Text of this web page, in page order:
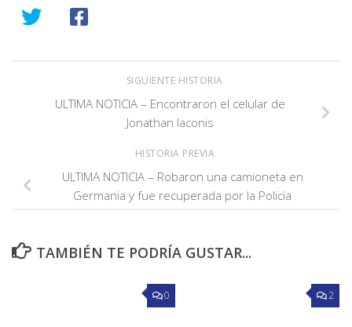
SIGUIENTE HISTORIA
ULTIMA NOTICIA – Encontraron el celular de
Jonathan Iaconis
HISTORIA PREVIA
ULTIMA NOTICIA – Robaron una camioneta en
Germania y fue recuperada por la Policía
TAMBIÉN TE PODRÍA GUSTAR...
0 2